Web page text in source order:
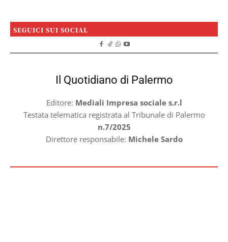
SEGUICI SUI SOCIAL
Il Quotidiano di Palermo
Editore: Mediali Impresa sociale s.r.l
Testata telematica registrata al Tribunale di Palermo
n.7/2025
Direttore responsabile: Michele Sardo